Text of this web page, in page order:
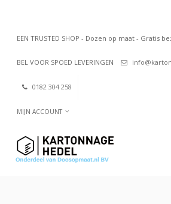
EEN TRUSTED SHOP - Dozen op maat - Gratis
BEL VOOR SPOED LEVERINGEN
0182 304 258
MIJN ACCOUNT